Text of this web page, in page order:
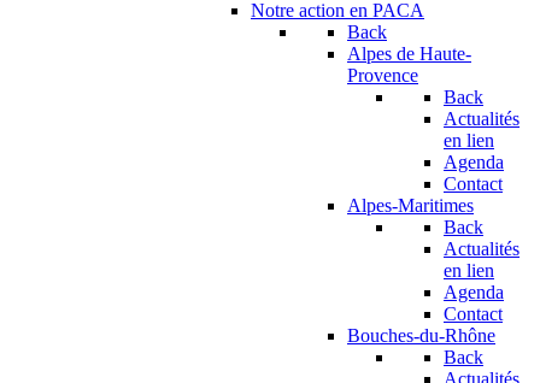
Notre action en PACA
Back
Alpes de Haute-
Provence
Back
Actualités
en lien
Agenda
Contact
Alpes-Maritimes
Back
Actualités
en lien
Agenda
Contact
Bouches-du-Rhône
Back
Actualités